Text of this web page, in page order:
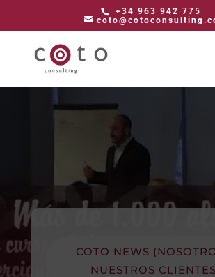
+34 963 942 775
COTO NEWS
NUESTROS